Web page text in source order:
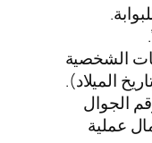
الشخصية
الميلاد).
الجوال
عملية